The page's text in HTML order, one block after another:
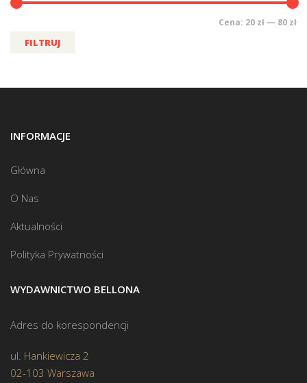
FILTRUJ
Cena: 20 zł — 80 zł
INFORMACJE
Główna
O Nas
Aktualności
Polityka Prywatności
WYDAWNICTWO BELLONA
Adres do korespondencji
ul. Hankiewicza 2
02-103 Warszawa